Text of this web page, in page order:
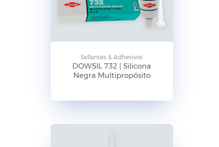
Sellantes & Adhesivos
DOWSIL 732 | Silicona
Negra Multipropósito